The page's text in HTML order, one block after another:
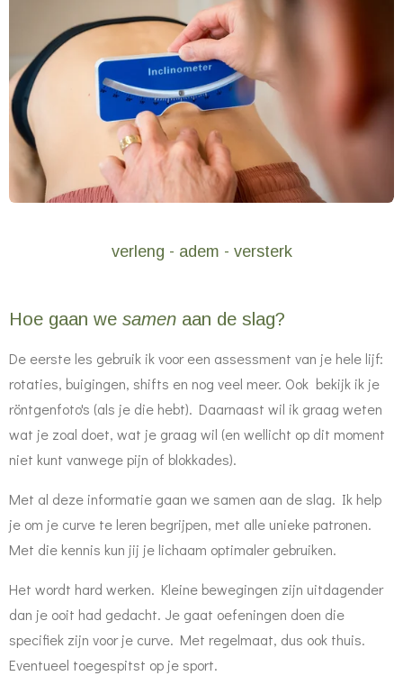
verleng - adem - versterk
Hoe gaan we samen aan de slag?
De eerste les gebruik ik voor een assessment van je hele lijf:
rotaties, buigingen, shifts en nog veel meer. Ook bekijk ik je
röntgenfoto's (als je die hebt). Daarnaast wil ik graag weten
wat je zoal doet, wat je graag wil (en wellicht op dit moment
niet kunt vanwege pijn of blokkades).
Met al deze informatie gaan we samen aan de slag. Ik help
je om je curve te leren begrijpen, met alle unieke patronen.
Met die kennis kun jij je lichaam optimaler gebruiken.
Het wordt hard werken. Kleine bewegingen zijn uitdagender
dan je ooit had gedacht. Je gaat oefeningen doen die
specifiek zijn voor je curve. Met regelmaat, dus ook thuis.
Eventueel toegespitst op je sport.